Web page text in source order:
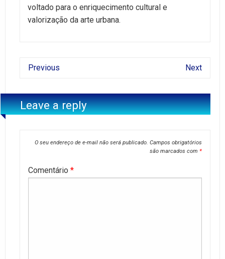
voltado para o enriquecimento cultural e
valorização da arte urbana.
Previous Next
Leave a reply
O seu endereço de e-mail não será publicado. Campos obrigatórios
são marcados com *
Comentário *